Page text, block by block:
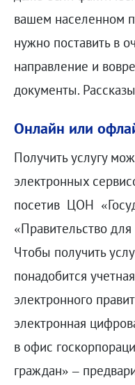
вашем населенном
нужно поставить в
направление и
документы.
Онлайн или
Получить услугу
электронных
посетив ЦОН
«Правительство
Чтобы получить
понадобится
электронного
электронная
в офис
граждан» –